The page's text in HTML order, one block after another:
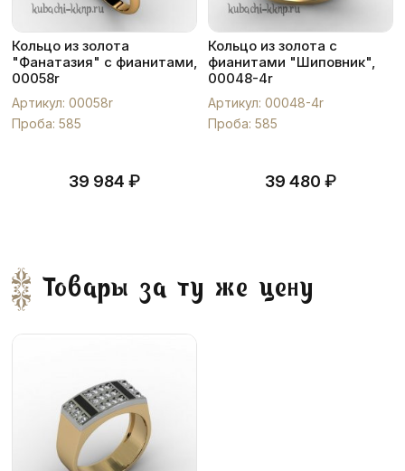
Кольцо из золота
"Фанатазия" с фианитами,
00058r
Артикул: 00058r
Проба: 585
39 984 ₽
Кольцо из золота с
фианитами "Шиповник",
00048-4r
Артикул: 00048-4r
Проба: 585
39 480 ₽
Товары за ту же цену